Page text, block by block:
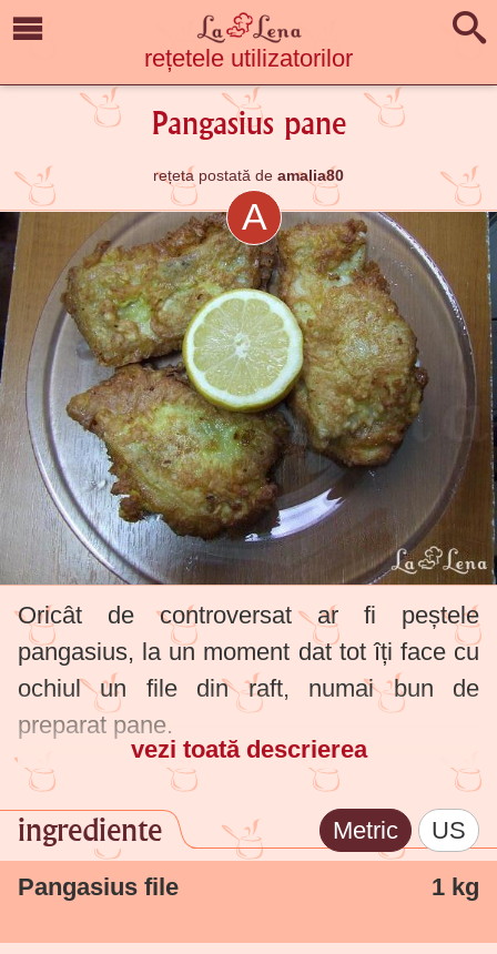
rețetele utilizatorilor
Pangasius pane
rețeta postată de amalia80
A
Oricât de controversat ar fi peștele
pangasius, la un moment dat tot îți face cu
ochiul un file din raft, numai bun de
preparat pane.
vezi toată descrierea
ingrediente Metric US
Pangasius file 1 kg